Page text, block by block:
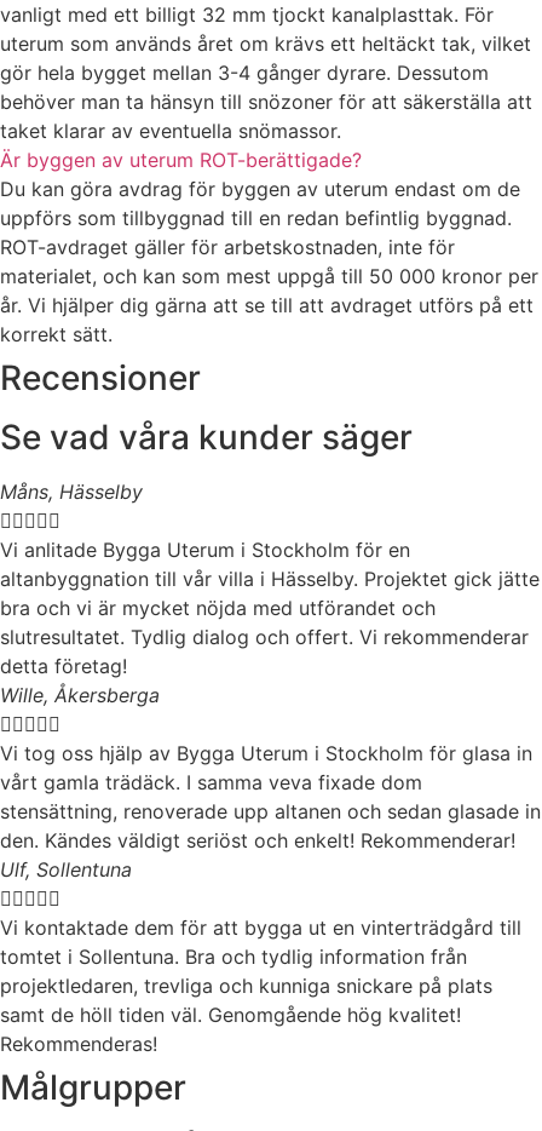
vanligt med ett billigt 32 mm tjockt kanalplasttak. För
uterum som används året om krävs ett heltäckt tak, vilket
gör hela bygget mellan 3-4 gånger dyrare. Dessutom
behöver man ta hänsyn till snözoner för att säkerställa att
taket klarar av eventuella snömassor.
Är byggen av uterum ROT-berättigade?
Du kan göra avdrag för byggen av uterum endast om de
uppförs som tillbyggnad till en redan befintlig byggnad.
ROT-avdraget gäller för arbetskostnaden, inte för
materialet, och kan som mest uppgå till 50 000 kronor per
år. Vi hjälper dig gärna att se till att avdraget utförs på ett
korrekt sätt.
Recensioner
Se vad våra kunder säger
Måns, Hässelby

Vi anlitade Bygga Uterum i Stockholm för en
altanbyggnation till vår villa i Hässelby. Projektet gick jätte
bra och vi är mycket nöjda med utförandet och
slutresultatet. Tydlig dialog och offert. Vi rekommenderar
detta företag!
Wille, Åkersberga

Vi tog oss hjälp av Bygga Uterum i Stockholm för glasa in
vårt gamla trädäck. I samma veva fixade dom
stensättning, renoverade upp altanen och sedan glasade in
den. Kändes väldigt seriöst och enkelt! Rekommenderar!
Ulf, Sollentuna

Vi kontaktade dem för att bygga ut en vinterträdgård till
tomtet i Sollentuna. Bra och tydlig information från
projektledaren, trevliga och kunniga snickare på plats
samt de höll tiden väl. Genomgående hög kvalitet!
Rekommenderas!
Målgrupper